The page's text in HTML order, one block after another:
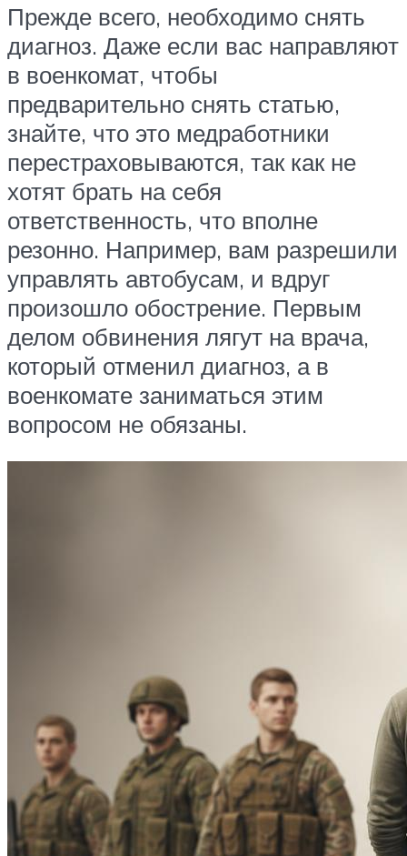
Прежде всего, необходимо снять
диагноз. Даже если вас направляют
в военкомат, чтобы
предварительно снять статью,
знайте, что это медработники
перестраховываются, так как не
хотят брать на себя
ответственность, что вполне
резонно. Например, вам разрешили
управлять автобусам, и вдруг
произошло обострение. Первым
делом обвинения лягут на врача,
который отменил диагноз, а в
военкомате заниматься этим
вопросом не обязаны.